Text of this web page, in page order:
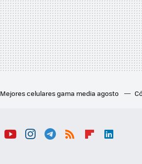
Mejores celulares gama media agosto